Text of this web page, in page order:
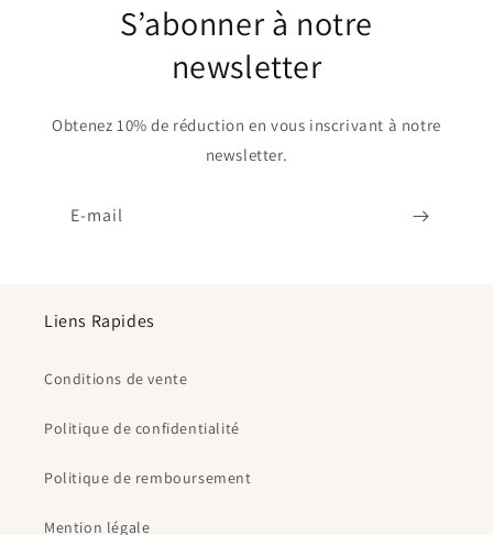
S’abonner à notre
newsletter
Obtenez 10% de réduction en vous inscrivant à notre
newsletter.
E-mail
Liens Rapides
Conditions de vente
Politique de confidentialité
Politique de remboursement
Mention légale